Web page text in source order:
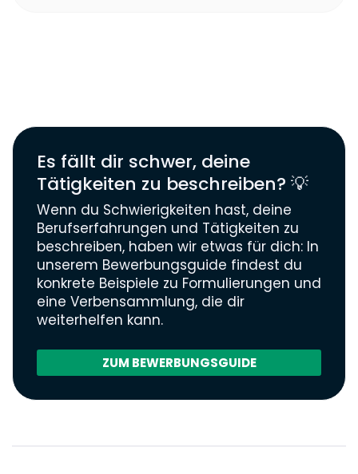
Es fällt dir schwer, deine
Tätigkeiten zu beschreiben? 💡
Wenn du Schwierigkeiten hast, deine
Berufserfahrungen und Tätigkeiten zu
beschreiben, haben wir etwas für dich: In
unserem Bewerbungsguide findest du
konkrete Beispiele zu Formulierungen und
eine Verbensammlung, die dir
weiterhelfen kann.
ZUM BEWERBUNGSGUIDE